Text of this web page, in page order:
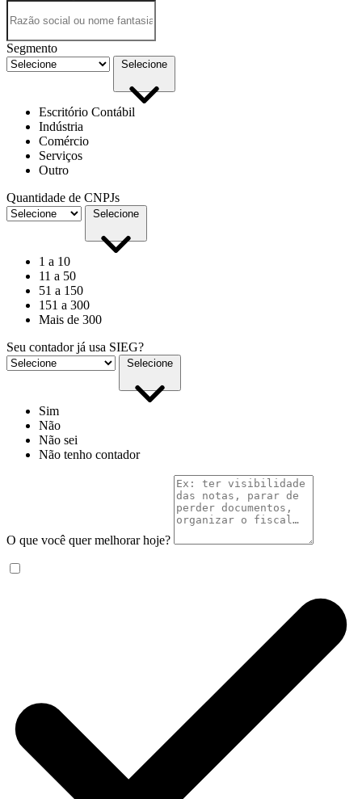
Segmento
Selecione
Escritório Contábil
Indústria
Comércio
Serviços
Outro
Quantidade de CNPJs
Selecione
1 a 10
11 a 50
51 a 150
151 a 300
Mais de 300
Seu contador já usa SIEG?
Selecione
Sim
Não
Não sei
Não tenho contador
O que você quer melhorar hoje?